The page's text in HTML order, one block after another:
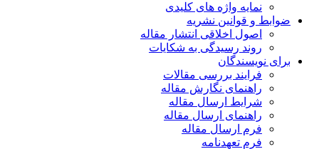
نمایه واژه های کلیدی
ضوابط و قوانین نشریه
اصول اخلاقی انتشار مقاله
روند رسیدگی به شکایات
برای نویسندگان
فرایند بررسی مقالات
راهنمای نگارش مقاله
شرایط ارسال مقاله
راهنمای ارسال مقاله
فرم ارسال مقاله
فرم تعهدنامه